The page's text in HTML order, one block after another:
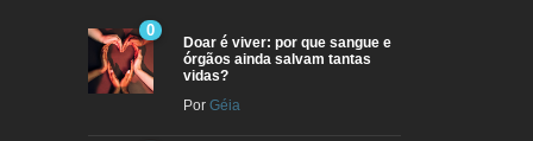
0
Doar é viver: por que sangue e
órgãos ainda salvam tantas
vidas?
Por Géia